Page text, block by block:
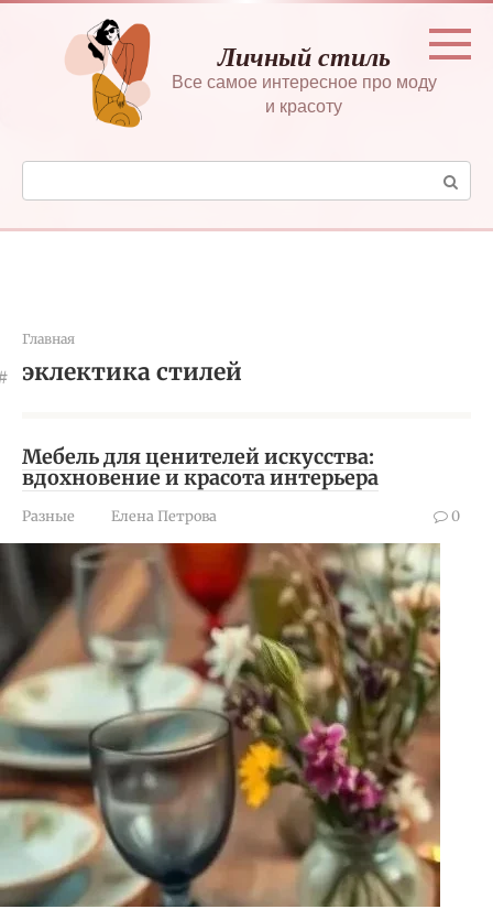
Перейти
контенту
Личный стиль
Все самое интересное про моду
и красоту
Поиск:
Главная
эклектика стилей
Мебель для ценителей искусства:
вдохновение и красота интерьера
Разные Елена Петрова 0